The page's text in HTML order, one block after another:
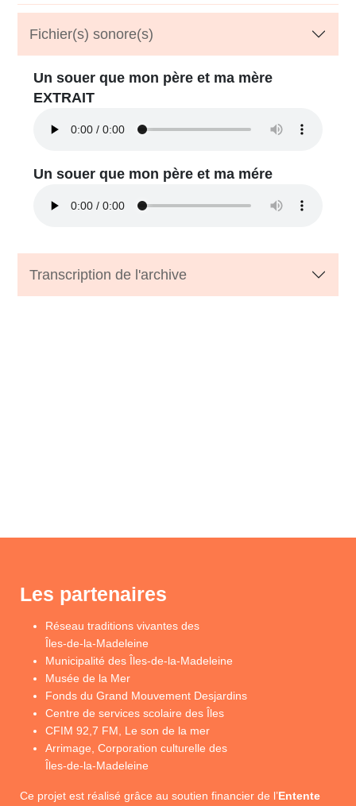
Fichier(s) sonore(s)
Un souer que mon père et ma mère
EXTRAIT
Un souer que mon père et ma mére
Transcription de l'archive
Les partenaires
Réseau traditions vivantes des
Îles-de-la-Madeleine
Municipalité des Îles-de-la-Madeleine
Musée de la Mer
Fonds du Grand Mouvement Desjardins
Centre de services scolaire des Îles
CFIM 92,7 FM, Le son de la mer
Arrimage, Corporation culturelle des
Îles-de-la-Madeleine
Ce projet est réalisé grâce au soutien financier de l’Entente